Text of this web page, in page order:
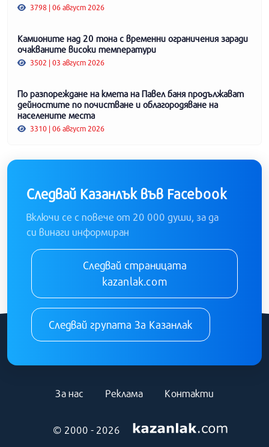
3798 | 06 август 2026
Камионите над 20 тона с временни ограничения заради
очакваните високи температури
3502 | 03 август 2026
По разпореждане на кмета на Павел баня продължават
дейностите по почистване и облагородяване на
населените места
3310 | 06 август 2026
Следвай Казанлък във Facebook
Включи се с повече от 20 000 души, за да
си винаги информиран
Следвай страницата
kazanlak.com
Следвай групата За Казанлак
© 2000 - 2026
За нас Реклама Контакти